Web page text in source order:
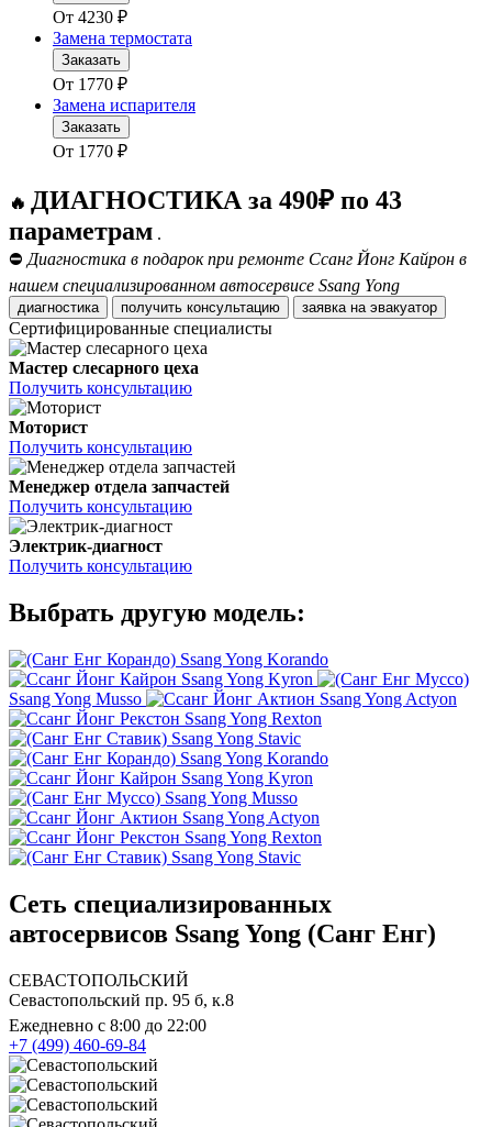
От 4230 ₽
Замена термостата
Заказать
От 1770 ₽
Замена испарителя
Заказать
От 1770 ₽
🔥 ДИАГНОСТИКА за 490₽ по 43
параметрам .
⛔ Диагностика в подарок при ремонте Ссанг Йонг Кайрон в
нашем специализированном автосервисе Ssang Yong
диагностика получить консультацию заявка на эвакуатор
Сертифицированные специалисты
Мастер слесарного цеха
Получить консультацию
Моторист
Получить консультацию
Менеджер отдела запчастей
Получить консультацию
Электрик-диагност
Получить консультацию
Выбрать другую модель:
Ssang Yong Korando
Ssang Yong Kyron
Ssang Yong Musso
Ssang Yong Actyon
Ssang Yong Rexton
Ssang Yong Stavic
Ssang Yong Korando
Ssang Yong Kyron
Ssang Yong Musso
Ssang Yong Actyon
Ssang Yong Rexton
Ssang Yong Stavic
Сеть специализированных
автосервисов Ssang Yong (Санг Енг)
СЕВАСТОПОЛЬСКИЙ
Севастопольский пр. 95 б, к.8
Ежедневно с 8:00 до 22:00
+7 (499) 460-69-84